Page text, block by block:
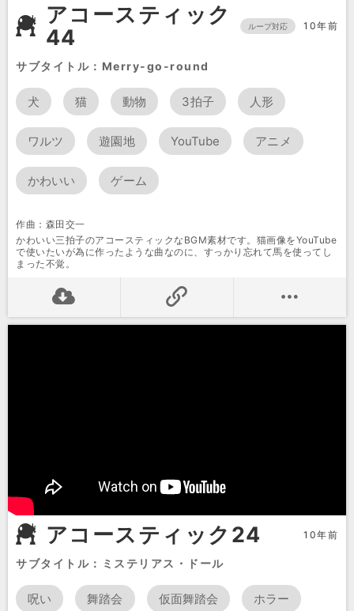
アコースティック
44
ループ対応 10年前
サブタイトル：Merry-go-round
犬 猫 動物 3拍子 人形
ワルツ 遊園地 YouTube アニメ
かわいい ゲーム
作曲：森田交一
かわいい三拍子のアコースティックなBGM素材です。猫画像をYouTube
で使いたいが為に作ったような曲なのに、すっかり忘れて馬を使ってし
まった不覚。
アコースティック24 10年前
サブタイトル：ミステリアス・ドール
呪い 舞踏会 仮面舞踏会 ホラー